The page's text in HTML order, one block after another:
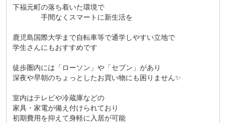
下福元町の落ち着いた環境で
手間なくスマートに新生活を
鹿児島国際大学まで自転車等で通学しやすい立地で
学生さんにもおすすめです
徒歩圏内には「ローソン」や「セブン」があり
深夜や早朝のちょっとしたお買い物にも困りません✨
室内はテレビや冷蔵庫などの
家具・家電が備え付けられており
初期費用を抑えて身軽に入居が可能